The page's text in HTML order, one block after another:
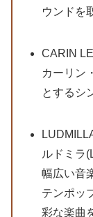
ウンドを
CARIN
カーリン
とするシ
ルドミラ
幅広い音
テンポッ
彩な楽曲